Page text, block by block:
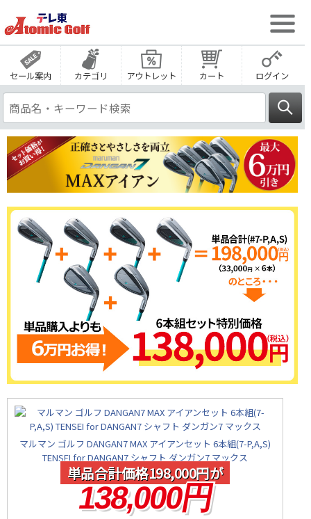
セール案内 カテゴリ アウトレット カート ログイン
マルマン ゴルフ DANGAN7 MAX アイアンセット 6本組(7-P,A,S)
TENSEI for DANGAN7 シャフト ダンガン7 マックス
単品合計価格198,000円が
138,000円